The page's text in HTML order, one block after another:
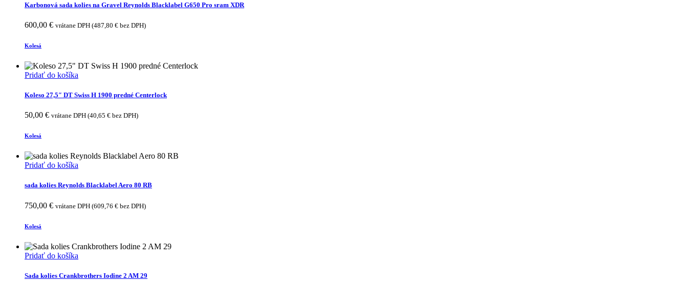
Karbonová sada kolies na Gravel Reynolds Blacklabel G650 Pro sram XDR
600,00 € vrátane DPH (487,80 € bez DPH)
Kolesá
Pridať do košíka
Koleso 27,5″ DT Swiss H 1900 predné Centerlock
50,00 € vrátane DPH (40,65 € bez DPH)
Kolesá
Pridať do košíka
sada kolies Reynolds Blacklabel Aero 80 RB
750,00 € vrátane DPH (609,76 € bez DPH)
Kolesá
Pridať do košíka
Sada kolies Crankbrothers Iodine 2 AM 29